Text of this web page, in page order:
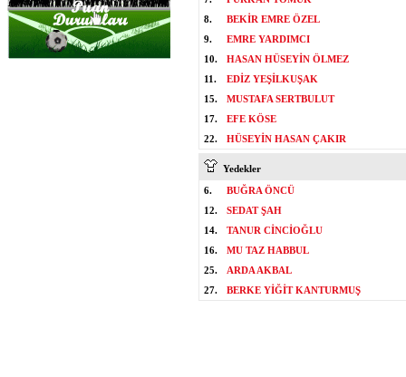
8.
BEKİR EMRE ÖZEL
9.
EMRE YARDIMCI
10.
HASAN HÜSEYİN ÖLMEZ
11.
EDİZ YEŞİLKUŞAK
15.
MUSTAFA SERTBULUT
17.
EFE KÖSE
22.
HÜSEYİN HASAN ÇAKIR
Yedekler
6.
BUĞRA ÖNCÜ
12.
SEDAT ŞAH
14.
TANUR CİNCİOĞLU
16.
MU TAZ HABBUL
25.
ARDA AKBAL
27.
BERKE YİĞİT KANTURMUŞ